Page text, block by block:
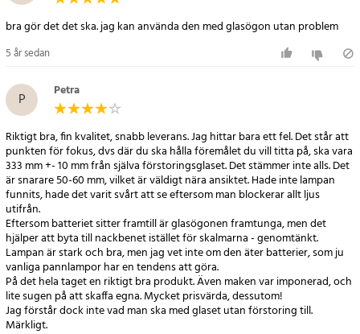
bra gör det det ska. jag kan använda den med glasögon utan problem
5 år sedan
P Petra
Riktigt bra, fin kvalitet, snabb leverans. Jag hittar bara ett fel. Det står att
punkten för fokus, dvs där du ska hålla föremålet du vill titta på, ska vara
333 mm +- 10 mm från själva förstoringsglaset. Det stämmer inte alls. Det
är snarare 50-60 mm, vilket är väldigt nära ansiktet. Hade inte lampan
funnits, hade det varit svårt att se eftersom man blockerar allt ljus
utifrån.
Eftersom batteriet sitter framtill är glasögonen framtunga, men det
hjälper att byta till nackbenet istället för skalmarna - genomtänkt.
Lampan är stark och bra, men jag vet inte om den äter batterier, som ju
vanliga pannlampor har en tendens att göra.
På det hela taget en riktigt bra produkt. Även maken var imponerad, och
lite sugen på att skaffa egna. Mycket prisvärda, dessutom!
Jag förstår dock inte vad man ska med glaset utan förstoring till.
Märkligt.